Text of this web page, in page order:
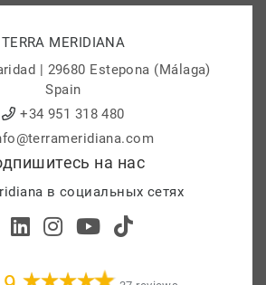
TERRA MERIDIANA
| 29680 Estepona (Málaga)
Spain
+34 951 318 480
на нас
в социальных сетях